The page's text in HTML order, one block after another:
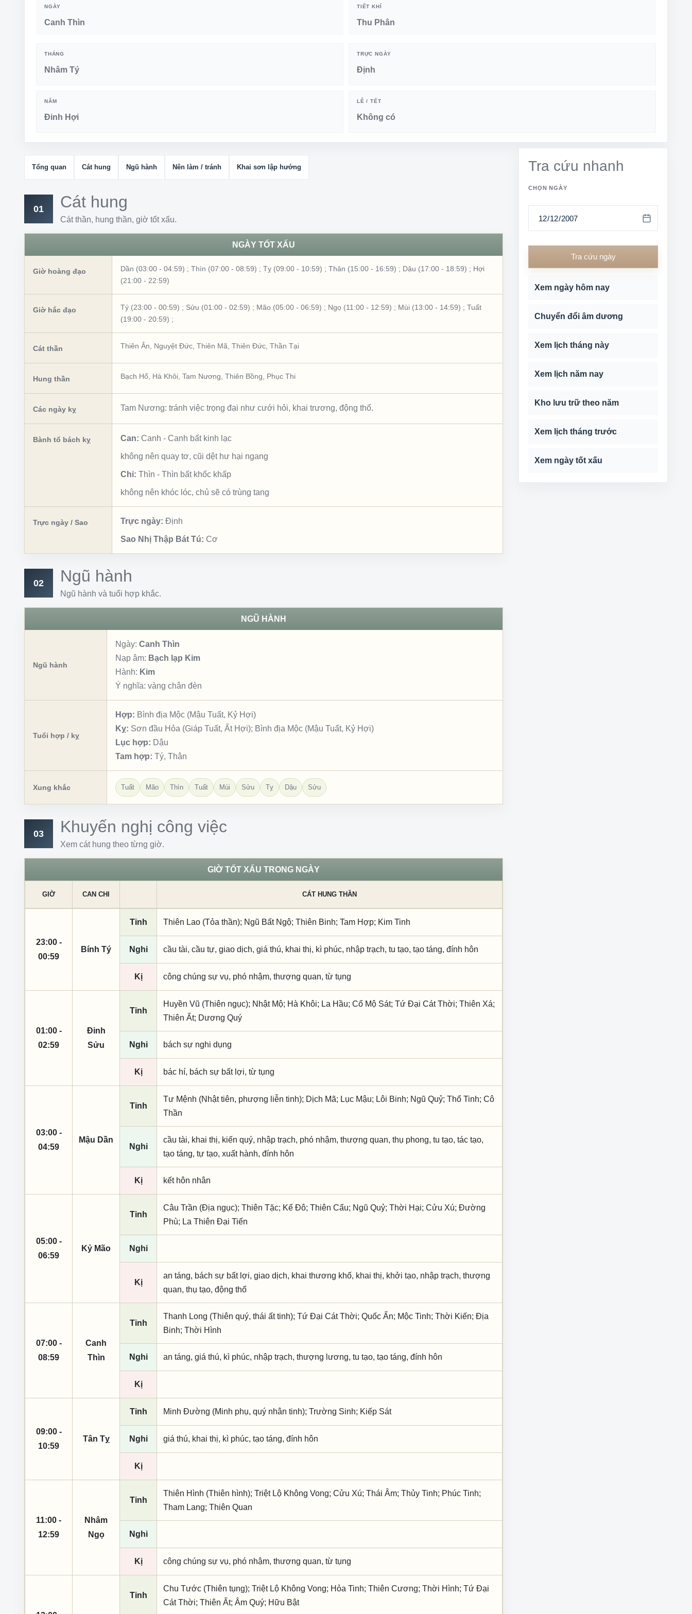
NGÀY
Canh Thìn
TIẾT KHÍ
Thu Phân
THÁNG
Nhâm Tý
TRỰC NGÀY
Định
NĂM
Đinh Hợi
LỄ / TẾT
Không có
Tổng quan Cát hung Ngũ hành Nên làm / tránh Khai sơn lập hướng
01 Cát hung
Cát thần, hung thần, giờ tốt xấu.
NGÀY TỐT XẤU
Giờ hoàng đạo Dần (03:00 - 04:59) ; Thìn (07:00 - 08:59) ; Tỵ (09:00 - 10:59) ; Thân (15:00 - 16:59) ; Dậu (17:00 - 18:59) ; Hợi
(21:00 - 22:59)
Giờ hắc đạo Tý (23:00 - 00:59) ; Sửu (01:00 - 02:59) ; Mão (05:00 - 06:59) ; Ngọ (11:00 - 12:59) ; Mùi (13:00 - 14:59) ; Tuất
(19:00 - 20:59) ;
Cát thần Thiên Ân Nguyệt Đức Thiên Mã Thiên Đức Thần Tại
Hung thần Bạch Hổ Hà Khôi Tam Nương Thiên Bồng Phục Thi
Các ngày kỵ Tam Nương: tránh việc trọng đại như cưới hỏi, khai trương, động thổ.
Bành tổ bách kỵ Can: Canh - Canh bất kinh lạc
không nên quay tơ, cũi dệt hư hại ngang
Chi: Thìn - Thìn bất khốc khấp
không nên khóc lóc, chủ sẽ có trùng tang
Trực ngày / Sao Trực ngày: Định
Sao Nhị Thập Bát Tú: Cơ
02 Ngũ hành
Ngũ hành và tuổi hợp khắc.
NGŨ HÀNH
Ngũ hành
Ngày: Canh Thìn
Nạp âm: Bạch lạp Kim
Hành: Kim
Ý nghĩa: vàng chân đèn
Tuổi hợp / kỵ
Hợp: Bình địa Mộc (Mậu Tuất, Kỷ Hợi)
Kỵ: Sơn đầu Hỏa (Giáp Tuất, Ất Hợi); Bình địa Mộc (Mậu Tuất, Kỷ Hợi)
Lục hợp: Dậu
Tam hợp: Tý, Thân
Xung khắc Tuất Mão Thìn Tuất Mùi Sửu Tỵ Dậu Sửu
03 Khuyến nghị công việc
Xem cát hung theo từng giờ.
GIỜ TỐT XẤU TRONG NGÀY
GIỜ CAN CHI CÁT HUNG THẦN
23:00 -
00:59
Bính Tý
Tinh Thiên Lao (Tỏa thần); Ngũ Bất Ngộ; Thiên Binh; Tam Hợp; Kim Tinh
Nghi cầu tài, cầu tự, giao dịch, giá thú, khai thị, kì phúc, nhập trạch, tu tạo, tạo táng, đính hôn
Kị công chúng sự vụ, phó nhậm, thượng quan, từ tụng
01:00 -
02:59
Đinh
Sửu
Tinh
Huyền Vũ (Thiên ngục); Nhật Mộ; Hà Khôi; La Hầu; Cổ Mộ Sát; Tứ Đại Cát Thời; Thiên Xá;
Thiên Ất; Dương Quý
Nghi bách sự nghi dụng
Kị bác hí, bách sự bất lợi, từ tụng
03:00 -
04:59
Mậu Dần
Tinh
Tư Mệnh (Nhật tiên, phượng liễn tinh); Dịch Mã; Lục Mậu; Lôi Binh; Ngũ Quỷ; Thổ Tinh; Cô
Thần
Nghi
cầu tài, khai thị, kiến quý, nhập trạch, phó nhậm, thượng quan, thụ phong, tu tạo, tác tạo,
tạo táng, tự tạo, xuất hành, đính hôn
Kị kết hôn nhân
05:00 -
06:59
Kỷ Mão
Tinh
Câu Trần (Địa ngục); Thiên Tặc; Kế Đô; Thiên Cẩu; Ngũ Quỷ; Thời Hại; Cửu Xú; Đường
Phù; La Thiên Đại Tiến
Nghi
Kị
an táng, bách sự bất lợi, giao dịch, khai thương khố, khai thị, khởi tạo, nhập trạch, thượng
quan, thụ tạo, động thổ
07:00 -
08:59
Canh
Thìn
Tinh
Thanh Long (Thiên quý, thái ất tinh); Tứ Đại Cát Thời; Quốc Ấn; Mộc Tinh; Thời Kiến; Địa
Binh; Thời Hình
Nghi an táng, giá thú, kì phúc, nhập trạch, thượng lương, tu tạo, tạo táng, đính hôn
Kị
09:00 -
10:59
Tân Tỵ
Tinh Minh Đường (Minh phụ, quý nhân tinh); Trường Sinh; Kiếp Sát
Nghi giá thú, khai thị, kì phúc, tạo táng, đính hôn
Kị
11:00 -
12:59
Nhâm
Ngọ
Tinh
Thiên Hình (Thiên hình); Triệt Lộ Không Vong; Cửu Xú; Thái Âm; Thủy Tinh; Phúc Tinh;
Tham Lang; Thiên Quan
Nghi
Kị công chúng sự vụ, phó nhậm, thượng quan, từ tụng
Tinh
Chu Tước (Thiên tụng); Triệt Lộ Không Vong; Hỏa Tinh; Thiên Cương; Thời Hình; Tứ Đại
Cát Thời; Thiên Ất; Âm Quý; Hữu Bật
Tra cứu nhanh
CHỌN NGÀY
Tra cứu ngày
Xem ngày hôm nay
Chuyển đổi âm dương
Xem lịch tháng này
Xem lịch năm nay
Kho lưu trữ theo năm
Xem lịch tháng trước
Xem ngày tốt xấu